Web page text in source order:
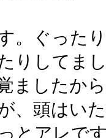
。ぐった
りしてま
ましたか
、頭はい
とアレで